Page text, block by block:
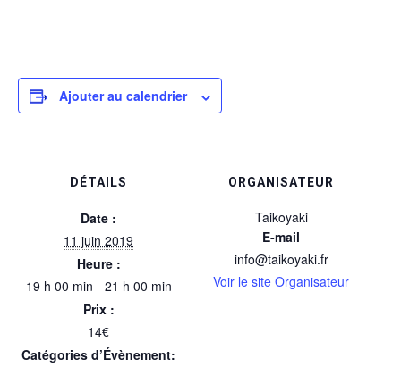
Ajouter au calendrier
DÉTAILS
Date :
11 juin 2019
Heure :
19 h 00 min - 21 h 00 min
Prix :
14€
Catégories d’Évènement:
ORGANISATEUR
Taikoyaki
E-mail
info@taikoyaki.fr
Voir le site Organisateur